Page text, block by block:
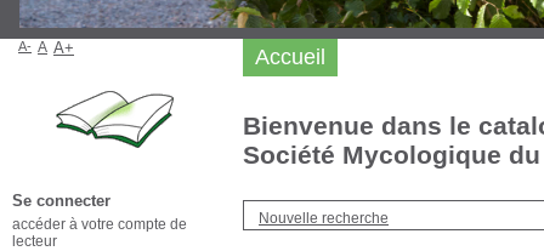
Bienvenue dans le
Société Mycologique
Nouvelle recherche
Accueil
A- A A+
Se connecter
accéder à votre compte de
lecteur